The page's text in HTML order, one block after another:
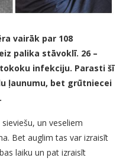
vairāk par 108
palika stāvoklī. 26 –
infekciju. Parasti šī
ļaunumu, bet grūtniecei
un veseliem
Bet auglim tas var izraisīt
laiku un pat izraisīt